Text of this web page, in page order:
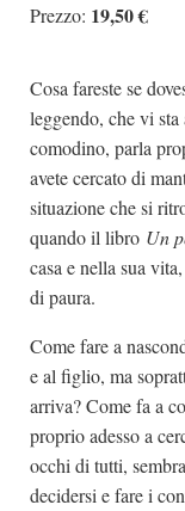
Prezzo: 19,50 €
Cosa fareste se
leggendo, che vi
comodino, parla
avete cercato di
situazione che si
quando il libro Un
casa e nella sua
di paura.
Come fare a
e al figlio, ma
arriva? Come fa a
proprio adesso a
occhi di tutti,
decidersi e fare i